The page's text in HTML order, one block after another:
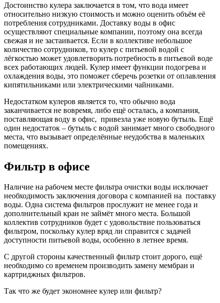
Достоинство кулера заключается в том, что вода имеет
относительно низкую стоимость и можно оценить объём её
потребления сотрудниками. Доставку воды в офис
осуществляют специальные компании, поэтому она всегда
свежая и не застаивается. Если в коллективе небольшое
количество сотрудников, то кулер с питьевой водой с
лёгкостью может удовлетворить потребность в питьевой воде
всех работающих людей. Кулер имеет функции подогрева и
охлаждения воды, это поможет сберечь розетки от оплавления
кипятильниками или электрическими чайниками.
Недостатком кулеров является то, что обычно вода
заканчивается не вовремя, либо ещё осталась, а компания,
поставляющая воду в офис, привезла уже новую бутыль. Ещё
один недостаток – бутыль с водой занимает много свободного
места, что вызывает определённые неудобства в маленьких
помещениях.
Фильтр в офисе
Наличие на рабочем месте фильтра очистки воды исключает
необходимость заключения договора с компанией на поставку
воды. Одна система фильтров прослужит не менее года и
дополнительный кран не займёт много места. Большой
коллектив сотрудников будет с удовольствие пользоваться
фильтром, поскольку кулер вряд ли справится с задачей
доступности питьевой воды, особенно в летнее время.
С другой стороны качественный фильтр стоит дорого, ещё
необходимо со временем производить замену мембран и
картриджных фильтров.
Так что же будет экономнее кулер или фильтр?